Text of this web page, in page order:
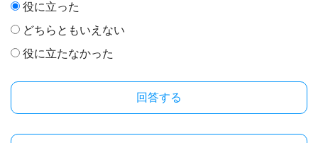
役に立った
どちらともいえない
役に立たなかった